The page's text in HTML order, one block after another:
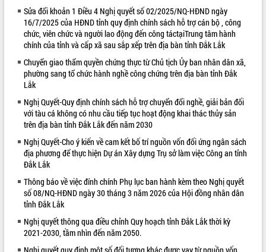
Hội nghị UBND tỉnh Đắk Lắk thường kỳ
tháng 7/2026
Lễ truy tặng danh hiệu “Bà Mẹ Việt
Nam Anh hùng” và trao Huân chương
Lao động
UBND tỉnh Đắk Lắk triển khai nhiệm
vụ 6 tháng cuối năm 2026
tỉnh khóa XI quyết nghị nhiều nội dung
quan trọng
ALBUM ẢNH
Sửa đổi khoản 1 Điều 4 Nghị quyết số 02/2025/NQ-HĐND ngày
16/7/2025 của HĐND tỉnh quy định chính sách hỗ trợ cán bộ , công
chức, viên chức và người lao động đến công táctạiTrung tâm hành
chính của tỉnh và cấp xã sau sắp xếp trên địa bàn tỉnh Đắk Lắk
Chuyển giao thẩm quyền chứng thực từ Chủ tịch Ủy ban nhân dân xã,
phường sang tổ chức hành nghề công chứng trên địa bàn tỉnh Đắk
Lắk
Nghị Quyết-Quy định chính sách hỗ trợ chuyển đổi nghề, giải bản đối
với tàu cá không có nhu cầu tiếp tục hoạt động khai thác thủy sản
trên địa bàn tỉnh Đắk Lắk đến năm 2030
Nghị Quyết-Cho ý kiến về cam kết bố trí nguồn vốn đối ứng ngân sách
địa phương để thực hiện Dự án Xây dựng Trụ sở làm việc Công an tỉnh
Đắk Lắk
Thông báo về việc đính chính Phụ lục ban hành kèm theo Nghị quyết
số 08/NQ-HĐND ngày 30 tháng 3 năm 2026 của Hội đồng nhân dân
tỉnh Đắk Lắk
Nghị quyết thông qua điều chỉnh Quy hoạch tỉnh Đắk Lắk thời kỳ
2021-2030, tầm nhìn đến năm 2050.